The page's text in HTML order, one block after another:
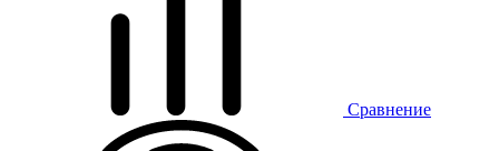
Сравнение